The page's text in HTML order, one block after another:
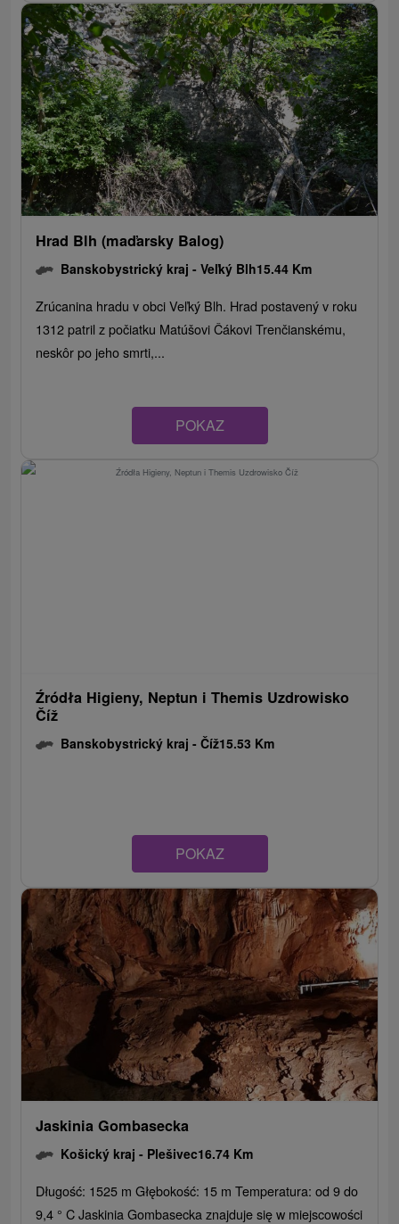
Hrad Blh (maďarsky Balog)
Banskobystrický kraj -Veľký Blh15.44 Km
Zrúcanina hradu v obci Veľký Blh. Hrad postavený v roku
1312 patril z počiatku Matúšovi Čákovi Trenčianskému,
neskôr po jeho smrti,...
POKAZ
Źródła Higieny, Neptun i Themis Uzdrowisko
Číž
Banskobystrický kraj -Číž15.53 Km
POKAZ
Jaskinia Gombasecka
Košický kraj - Plešivec16.74 Km
Długość: 1525 m Głębokość: 15 m Temperatura: od 9 do
9,4 ° C Jaskinia Gombasecka znajduje się w miejscowości